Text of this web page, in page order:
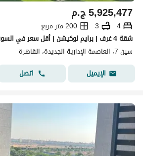
ج.م5,925,477
4
3
200 متر مربع
سين 7، العاصمة الإدارية الجديدة، القاهرة
الإيميل
اتصل